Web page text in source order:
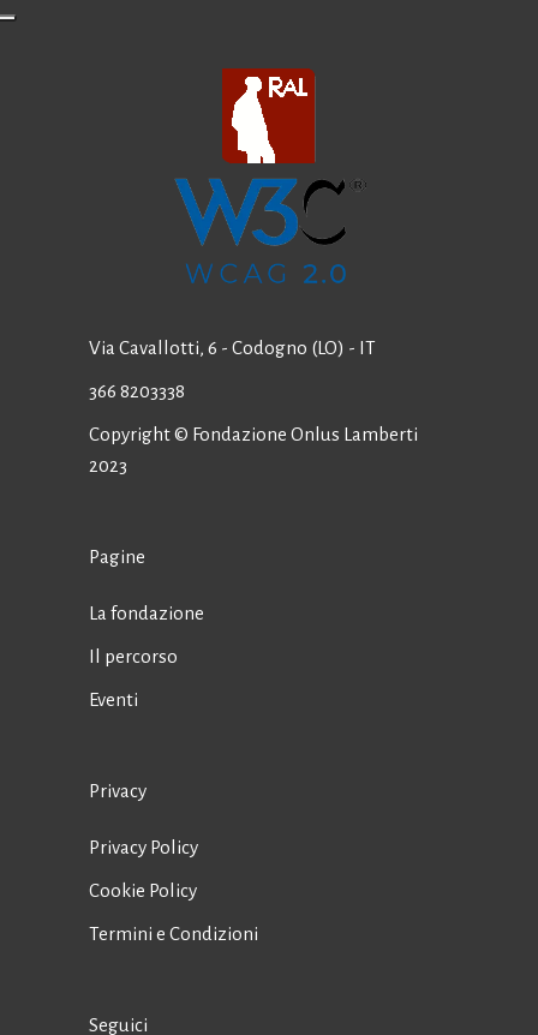
Via Cavallotti, 6 - Codogno (LO) - IT
366 8203338
Copyright © Fondazione Onlus Lamberti
2023
Pagine
La fondazione
Il percorso
Eventi
Privacy
Privacy Policy
Cookie Policy
Termini e Condizioni
Seguici